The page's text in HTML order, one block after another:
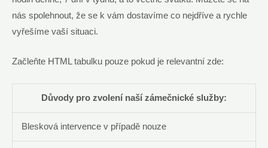
nás spolehnout, že se k vám dostavíme co nejdříve a rychle
vyřešíme vaší situaci.
Začleňte HTML tabulku pouze pokud je relevantní zde:
Důvody pro zvolení naší zámečnické služby:
Blesková intervence v případě nouze